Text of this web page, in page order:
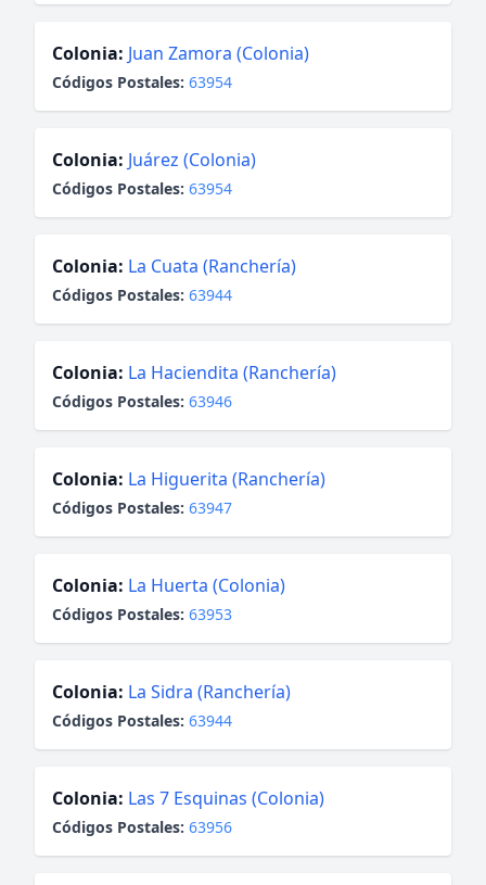
Colonia: Juan Zamora (Colonia)
Códigos Postales: 63954
Colonia: Juárez (Colonia)
Códigos Postales: 63954
Colonia: La Cuata (Ranchería)
Códigos Postales: 63944
Colonia: La Haciendita (Ranchería)
Códigos Postales: 63946
Colonia: La Higuerita (Ranchería)
Códigos Postales: 63947
Colonia: La Huerta (Colonia)
Códigos Postales: 63953
Colonia: La Sidra (Ranchería)
Códigos Postales: 63944
Colonia: Las 7 Esquinas (Colonia)
Códigos Postales: 63956